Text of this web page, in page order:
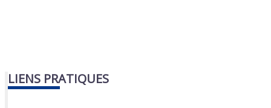
LIENS PRATIQUES